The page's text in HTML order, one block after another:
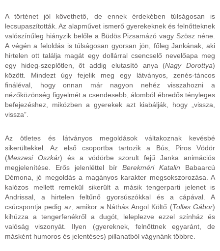
A történet jól követhető, de ennek érdekében túlságosan is
lecsupaszították. Az alapművet ismerő gyerekeknek és felnőtteknek
valószínűleg hiányzik belőle a Büdös Pizsamázó vagy Szösz néne.
A végén a feloldás is túlságosan gyorsan jön, főleg Jankának, aki
hirtelen ott találja magát egy dollárral csencselő nevelőapa meg
egy hideg-szeplőtlen, őt addig elutasító anya (Nagy Dorottya)
között. Mindezt úgy fejelik meg egy látványos, zenés-táncos
fináléval, hogy onnan már nagyon nehéz visszahozni a
nézőközönség figyelmét a csendesebb, álomból ébredős tényleges
befejezéshez, miközben a gyerekek azt kiabálják, hogy „vissza,
vissza”.
Az ötletes és látványos megoldások váltakoznak kevésbé
sikerültekkel. Az első csoportba tartozik a Bús, Piros Vödör
(Meszesi Oszkár) és a vödörbe szorult fejű Janka animációs
megjelenítése. Erős jelenléttel bír Berekméri Katalin Babaarcú
Démona, jó megoldás a magányos karakter megsokszorozása. A
kalózos mellett remekül sikerült a másik tengerparti jelenet is
Andrissal, a hirtelen feltűnő gyorsúszókkal és a cápával. A
csúcspontja pedig az, amikor a Náthás Angol Költő (Tollas Gábor)
kihúzza a tengerfenékről a dugót, leleplezve ezzel színház és
valóság viszonyát. Ilyen (gyereknek, felnőttnek egyaránt, de
másként humoros és jelentéses) pillanatból vágynánk többre.